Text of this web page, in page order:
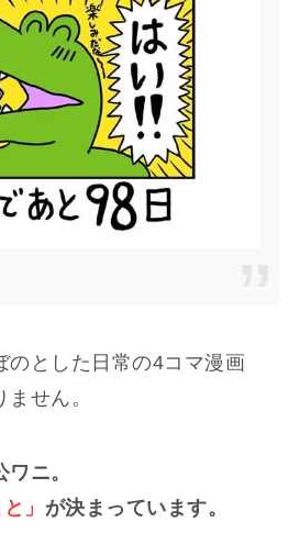
のとした日常の4コマ漫画
せん。
ニ。
」 が決まっています。